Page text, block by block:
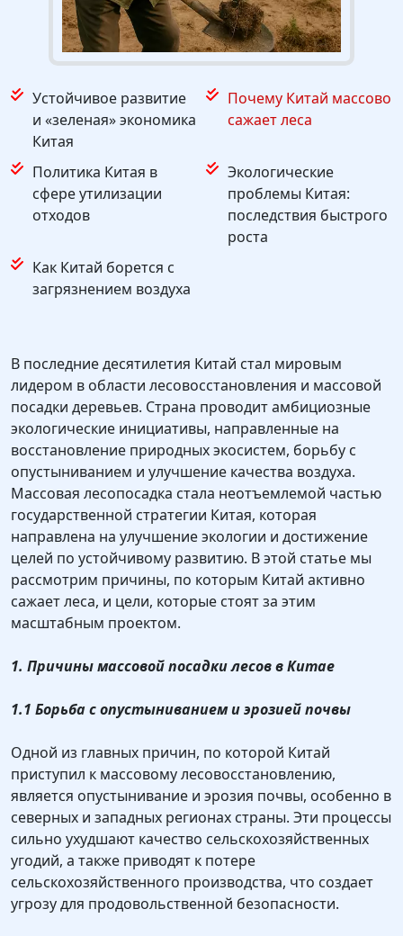
Устойчивое развитие
и «зеленая» экономика
Китая
Почему Китай массово
сажает леса
Политика Китая в
сфере утилизации
отходов
Экологические
проблемы Китая:
последствия быстрого
роста
Как Китай борется с
загрязнением воздуха
В последние десятилетия Китай стал мировым
лидером в области лесовосстановления и массовой
посадки деревьев. Страна проводит амбициозные
экологические инициативы, направленные на
восстановление природных экосистем, борьбу с
опустыниванием и улучшение качества воздуха.
Массовая лесопосадка стала неотъемлемой частью
государственной стратегии Китая, которая
направлена на улучшение экологии и достижение
целей по устойчивому развитию. В этой статье мы
рассмотрим причины, по которым Китай активно
сажает леса, и цели, которые стоят за этим
масштабным проектом.
1. Причины массовой посадки лесов в Китае
1.1 Борьба с опустыниванием и эрозией почвы
Одной из главных причин, по которой Китай
приступил к массовому лесовосстановлению,
является опустынивание и эрозия почвы, особенно в
северных и западных регионах страны. Эти процессы
сильно ухудшают качество сельскохозяйственных
угодий, а также приводят к потере
сельскохозяйственного производства, что создает
угрозу для продовольственной безопасности.